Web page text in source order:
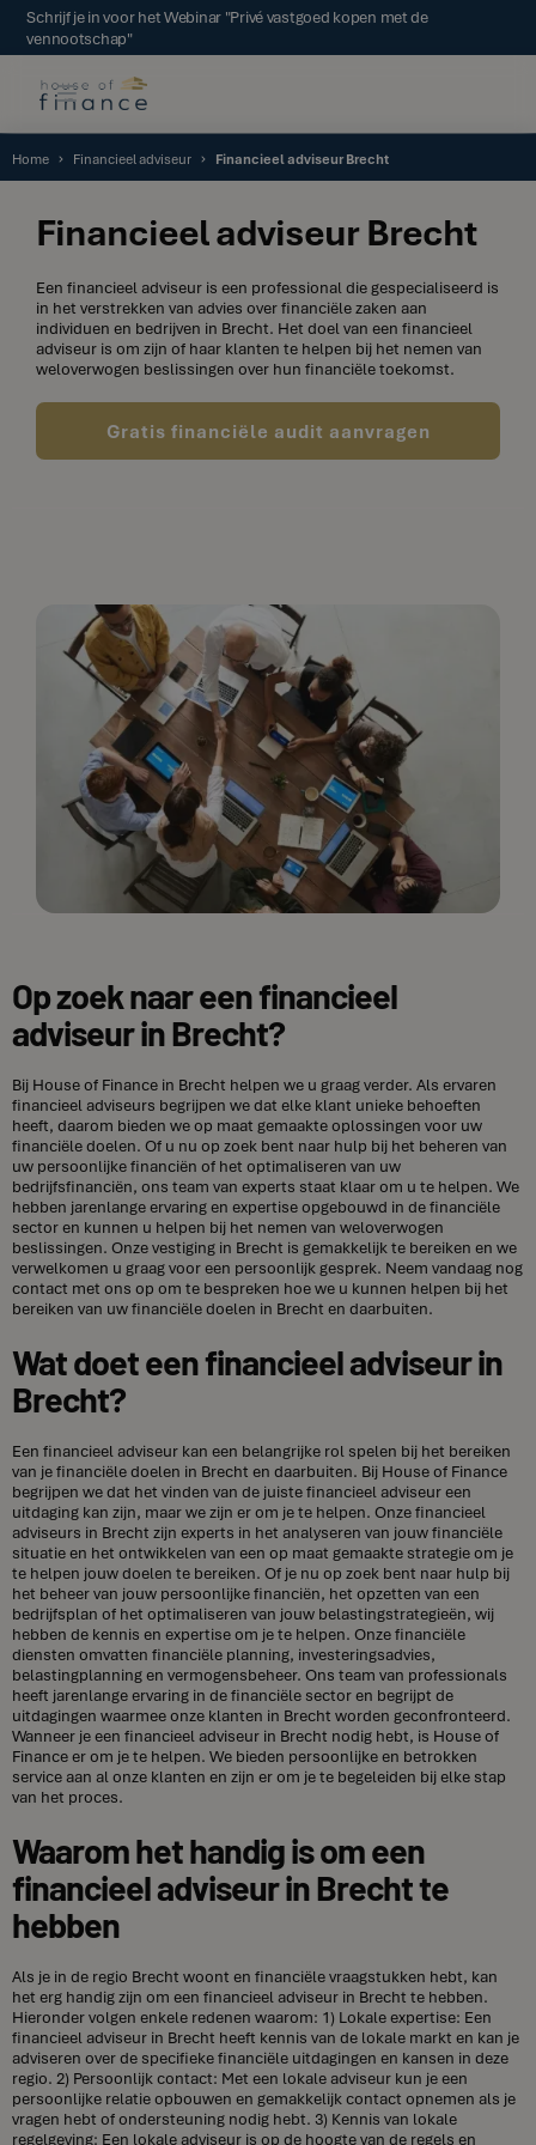
Schrijf je in voor het Webinar "Privé vastgoed kopen met de
vennootschap"
Home Financieel adviseur Financieel adviseur Brecht
Financieel adviseur Brecht
Een financieel adviseur is een professional die gespecialiseerd is
in het verstrekken van advies over financiële zaken aan
individuen en bedrijven in Brecht. Het doel van een financieel
adviseur is om zijn of haar klanten te helpen bij het nemen van
weloverwogen beslissingen over hun financiële toekomst.
Gratis financiële audit aanvragen
Op zoek naar een financieel
adviseur in Brecht?
Bij House of Finance in Brecht helpen we u graag verder. Als ervaren
financieel adviseurs begrijpen we dat elke klant unieke behoeften
heeft, daarom bieden we op maat gemaakte oplossingen voor uw
financiële doelen. Of u nu op zoek bent naar hulp bij het beheren van
uw persoonlijke financiën of het optimaliseren van uw
bedrijfsfinanciën, ons team van experts staat klaar om u te helpen. We
hebben jarenlange ervaring en expertise opgebouwd in de financiële
sector en kunnen u helpen bij het nemen van weloverwogen
beslissingen. Onze vestiging in Brecht is gemakkelijk te bereiken en we
verwelkomen u graag voor een persoonlijk gesprek. Neem vandaag nog
contact met ons op om te bespreken hoe we u kunnen helpen bij het
bereiken van uw financiële doelen in Brecht en daarbuiten.
Wat doet een financieel adviseur in
Brecht?
Een financieel adviseur kan een belangrijke rol spelen bij het bereiken
van je financiële doelen in Brecht en daarbuiten. Bij House of Finance
begrijpen we dat het vinden van de juiste financieel adviseur een
uitdaging kan zijn, maar we zijn er om je te helpen. Onze financieel
adviseurs in Brecht zijn experts in het analyseren van jouw financiële
situatie en het ontwikkelen van een op maat gemaakte strategie om je
te helpen jouw doelen te bereiken. Of je nu op zoek bent naar hulp bij
het beheer van jouw persoonlijke financiën, het opzetten van een
bedrijfsplan of het optimaliseren van jouw belastingstrategieën, wij
hebben de kennis en expertise om je te helpen. Onze financiële
diensten omvatten financiële planning, investeringsadvies,
belastingplanning en vermogensbeheer. Ons team van professionals
heeft jarenlange ervaring in de financiële sector en begrijpt de
uitdagingen waarmee onze klanten in Brecht worden geconfronteerd.
Wanneer je een financieel adviseur in Brecht nodig hebt, is House of
Finance er om je te helpen. We bieden persoonlijke en betrokken
service aan al onze klanten en zijn er om je te begeleiden bij elke stap
van het proces.
Waarom het handig is om een
financieel adviseur in Brecht te
hebben
Als je in de regio Brecht woont en financiële vraagstukken hebt, kan
het erg handig zijn om een financieel adviseur in Brecht te hebben.
Hieronder volgen enkele redenen waarom: 1) Lokale expertise: Een
financieel adviseur in Brecht heeft kennis van de lokale markt en kan je
adviseren over de specifieke financiële uitdagingen en kansen in deze
regio. 2) Persoonlijk contact: Met een lokale adviseur kun je een
persoonlijke relatie opbouwen en gemakkelijk contact opnemen als je
vragen hebt of ondersteuning nodig hebt. 3) Kennis van lokale
regelgeving: Een lokale adviseur is op de hoogte van de regels en